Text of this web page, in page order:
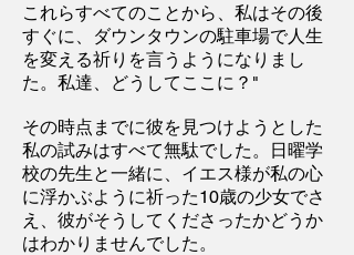
これらすべてのことから、私はその後
すぐに、ダウンタウンの駐車場で人生
を変える祈りを言うようになりまし
た。私達、どうしてここに？"
その時点までに彼を見つけようとした
私の試みはすべて無駄でした。日曜学
校の先生と一緒に、イエス様が私の心
に浮かぶように祈った10歳の少女でさ
え、彼がそうしてくださったかどうか
はわかりませんでした。